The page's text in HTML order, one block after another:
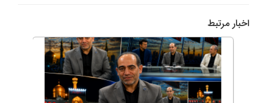
اخبار مرتبط